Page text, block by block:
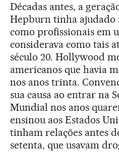
Décadas antes, a
Hepburn tinha ajudado
como profissionais em
considerava como tais
século 20. Hollywood
americanos que havia
nos anos trinta.
sua causa ao entrar na
Mundial nos anos
ensinou aos Estados
tinham relações antes
setenta, que usavam